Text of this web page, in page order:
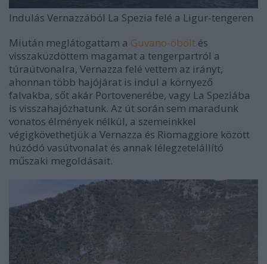
Indulás Vernazzából La Spezia felé a Ligur-tengeren
Miután meglátogattam a Guvano-öbölt és
visszaküzdöttem magamat a tengerpartról a
túraútvonalra, Vernazza felé vettem az irányt,
ahonnan több hajójárat is indul a környező
falvakba, sőt akár Portovenerébe, vagy La Speziába
is visszahajózhatunk. Az út során sem maradunk
vonatos élmények nélkül, a szemeinkkel
végigkövethetjük a Vernazza és Riomaggiore között
húzódó vasútvonalat és annak lélegzetelállító
műszaki megoldásait.